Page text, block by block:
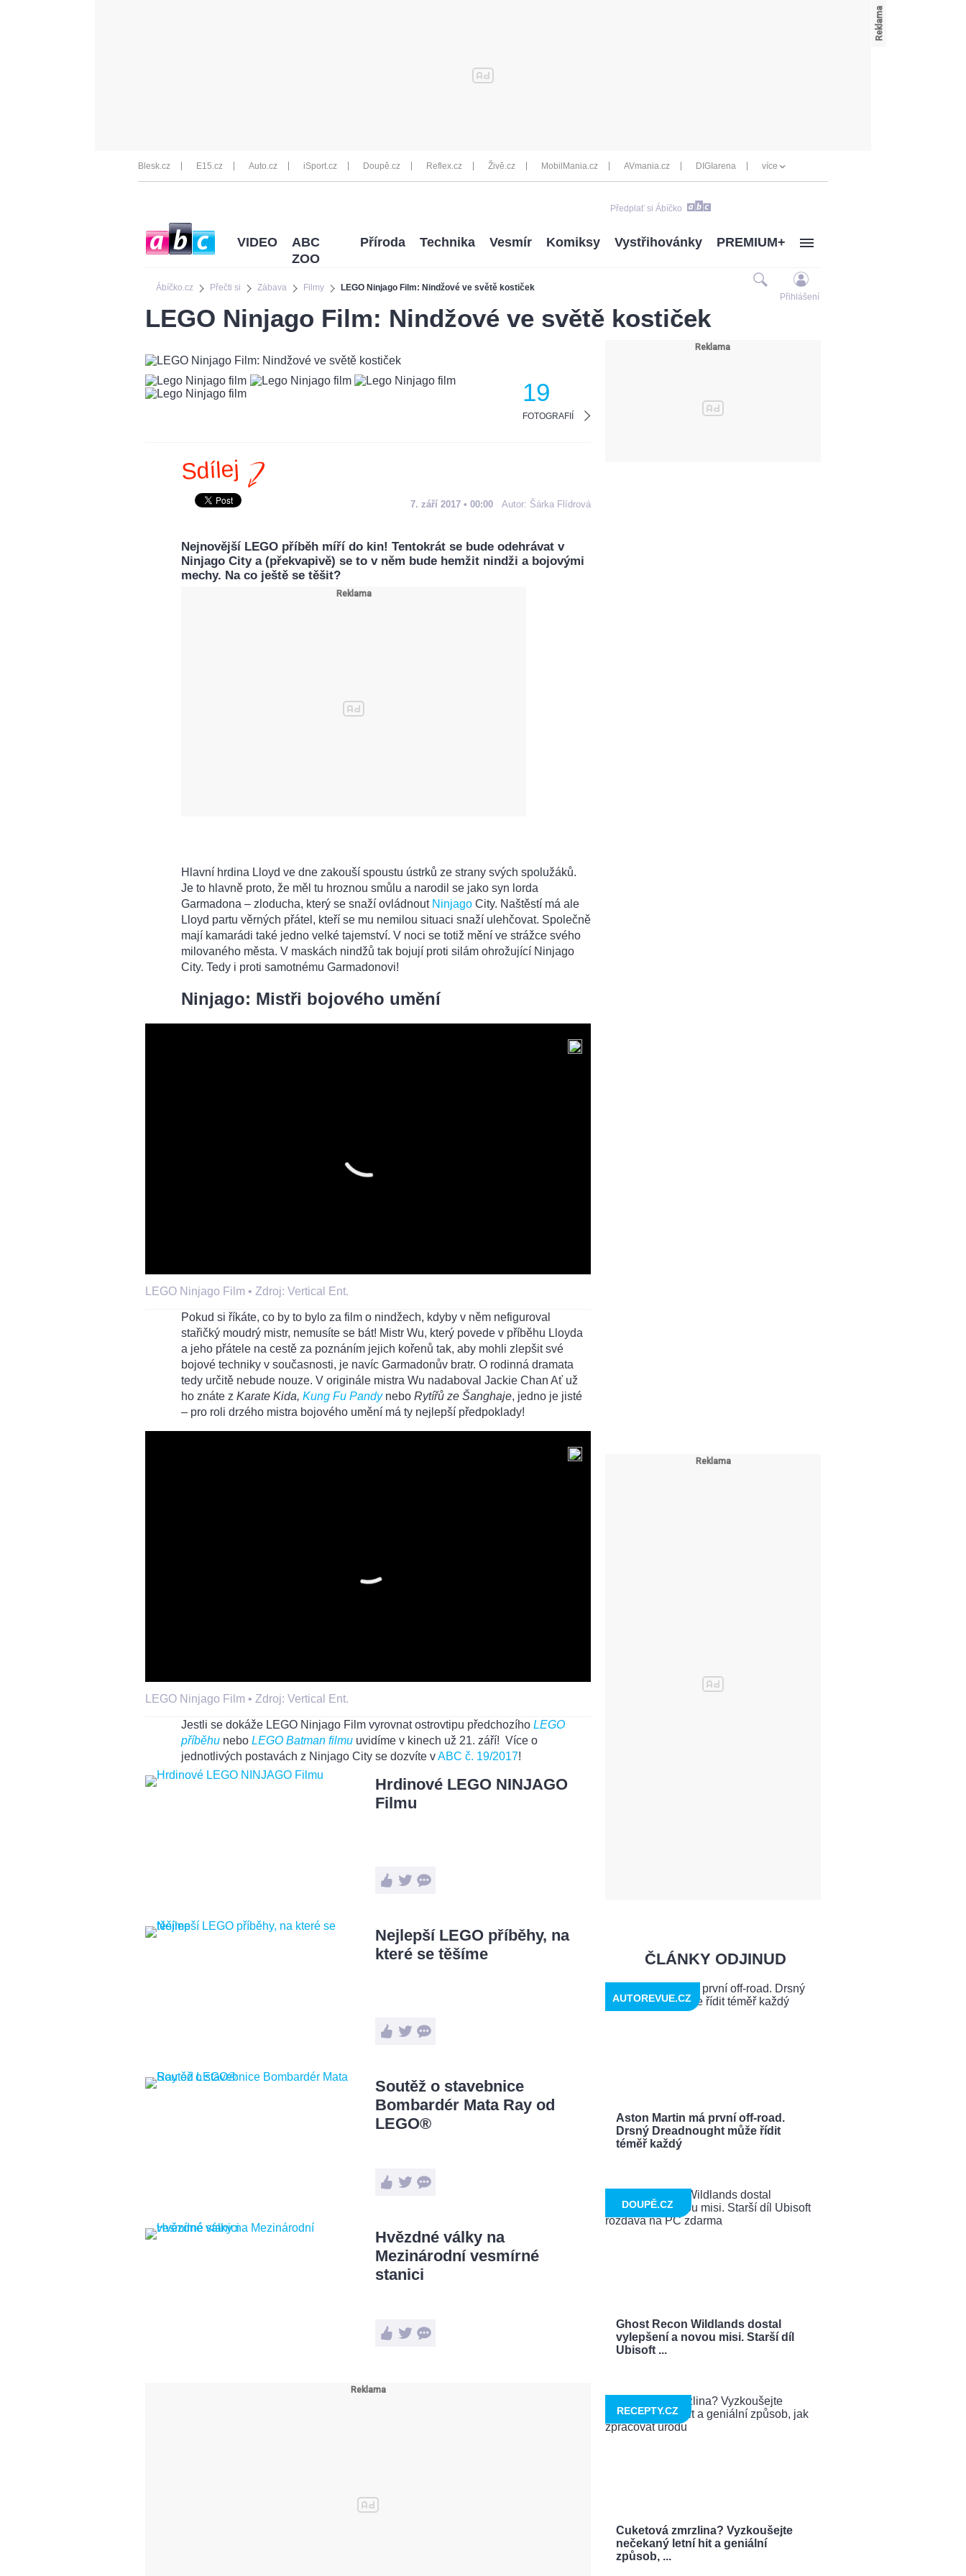
Blesk.cz E15.cz Auto.cz iSport.cz Doupě.cz Reflex.cz Živě.cz MobilMania.cz AVmania.cz DIGIarena více
Předplať si Ábíčko
Ábíčko.cz Přečti si Zábava Filmy LEGO Ninjago Film: Nindžové ve světě kostiček
VIDEO
ABC
ZOO
Příroda Technika Vesmír Komiksy Vystřihovánky PREMIUM+
Přihlášení
LEGO Ninjago Film: Nindžové ve světě kostiček
19
FOTOGRAFIÍ
Sdílej
7. září 2017 • 00:00 Autor: Šárka Flídrová
Nejnovější LEGO příběh míří do kin! Tentokrát se bude odehrávat v
Ninjago City a (překvapivě) se to v něm bude hemžit nindži a bojovými
mechy. Na co ještě se těšit?
Hlavní hrdina Lloyd ve dne zakouší spoustu ústrků ze strany svých spolužáků.
Je to hlavně proto, že měl tu hroznou smůlu a narodil se jako syn lorda
Garmadona – zloducha, který se snaží ovládnout Ninjago City. Naštěstí má ale
Lloyd partu věrných přátel, kteří se mu nemilou situaci snaží ulehčovat. Společně
mají kamarádi také jedno velké tajemství. V noci se totiž mění ve strážce svého
milovaného města. V maskách nindžů tak bojují proti silám ohrožující Ninjago
City. Tedy i proti samotnému Garmadonovi!
Ninjago: Mistři bojového umění
LEGO Ninjago Film • Zdroj: Vertical Ent.
Pokud si říkáte, co by to bylo za film o nindžech, kdyby v něm nefiguroval
stařičký moudrý mistr, nemusíte se bát! Mistr Wu, který povede v příběhu Lloyda
a jeho přátele na cestě za poznáním jejich kořenů tak, aby mohli zlepšit své
bojové techniky v současnosti, je navíc Garmadonův bratr. O rodinná dramata
tedy určitě nebude nouze. V originále mistra Wu nadaboval Jackie Chan Ať už
ho znáte z Karate Kida, Kung Fu Pandynebo Rytířů ze Šanghaje, jedno je jisté
– pro roli drzého mistra bojového umění má ty nejlepší předpoklady!
LEGO Ninjago Film • Zdroj: Vertical Ent.
Jestli se dokáže LEGO Ninjago Film vyrovnat ostrovtipu předchozího LEGO
příběhu nebo LEGO Batman filmu uvidíme v kinech už 21. září! Více o
jednotlivých postavách z Ninjago City se dozvíte vABC č. 19/2017!
Hrdinové LEGO NINJAGO
Filmu
Nejlepší LEGO příběhy, na
které se těšíme
Soutěž o stavebnice
Bombardér Mata Ray od
LEGO®
Hvězdné války na
Mezinárodní vesmírné
stanici
ČLÁNKY ODJINUD
Aston Martin má první off-road.
Drsný Dreadnought může řídit
téměř každý
AUTOREVUE.CZ
Ghost Recon Wildlands dostal
vylepšení a novou misi. Starší díl
Ubisoft ...
DOUPĚ.CZ
Cuketová zmrzlina? Vyzkoušejte
nečekaný letní hit a geniální
způsob, ...
RECEPTY.CZ